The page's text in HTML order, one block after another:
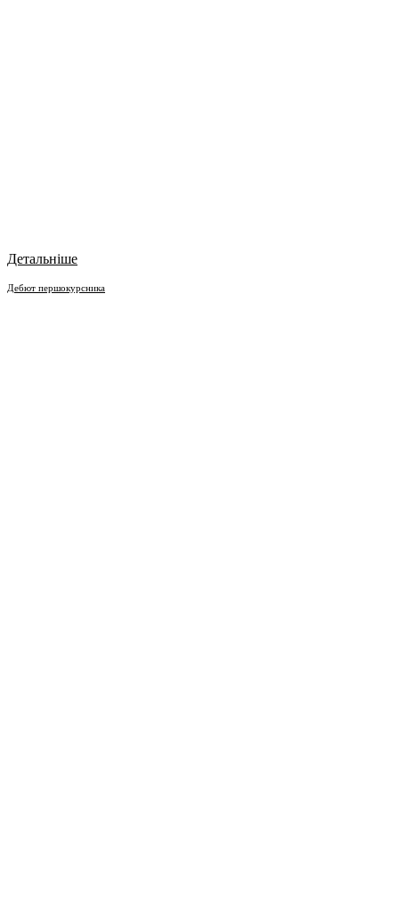
Детальніше
Дебют першокурсника